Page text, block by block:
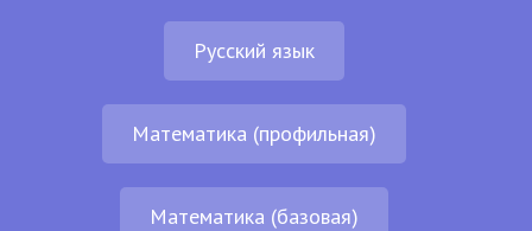
Русский язык
Математика (профильная)
Математика (базовая)